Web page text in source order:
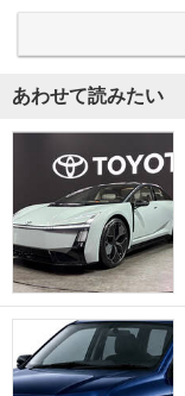
あわせて読みたい